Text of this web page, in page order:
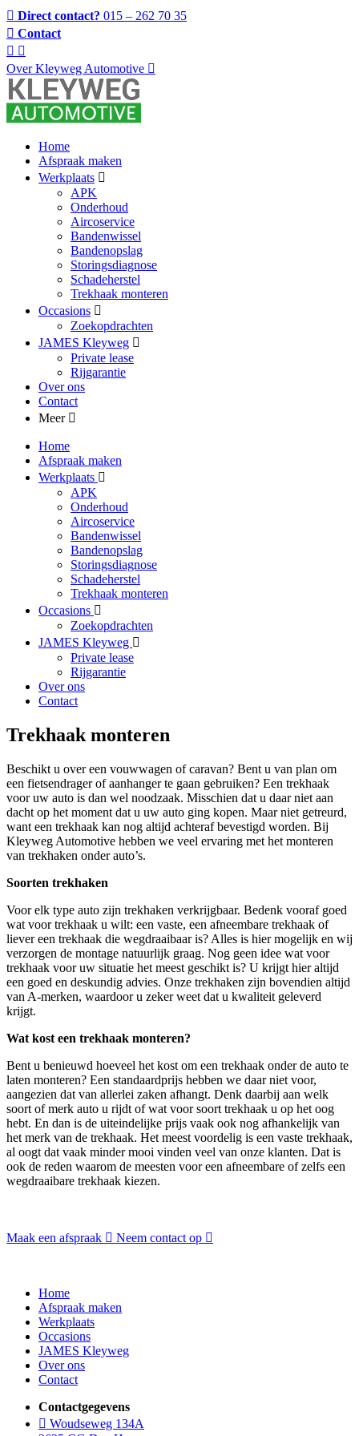
Direct contact? 015 – 262 70 35
Contact
Over Kleyweg Automotive
Home
Afspraak maken
Werkplaats
APK
Onderhoud
Aircoservice
Bandenwissel
Bandenopslag
Storingsdiagnose
Schadeherstel
Trekhaak monteren
Occasions
Zoekopdrachten
JAMES Kleyweg
Private lease
Rijgarantie
Over ons
Contact
Meer
Home
Afspraak maken
Werkplaats
APK
Onderhoud
Aircoservice
Bandenwissel
Bandenopslag
Storingsdiagnose
Schadeherstel
Trekhaak monteren
Occasions
Zoekopdrachten
JAMES Kleyweg
Private lease
Rijgarantie
Over ons
Contact
Trekhaak monteren
Beschikt u over een vouwwagen of caravan? Bent u van plan om
een fietsendrager of aanhanger te gaan gebruiken? Een trekhaak
voor uw auto is dan wel noodzaak. Misschien dat u daar niet aan
dacht op het moment dat u uw auto ging kopen. Maar niet getreurd,
want een trekhaak kan nog altijd achteraf bevestigd worden. Bij
Kleyweg Automotive hebben we veel ervaring met het monteren
van trekhaken onder auto’s.
Soorten trekhaken
Voor elk type auto zijn trekhaken verkrijgbaar. Bedenk vooraf goed
wat voor trekhaak u wilt: een vaste, een afneembare trekhaak of
liever een trekhaak die wegdraaibaar is? Alles is hier mogelijk en wij
verzorgen de montage natuurlijk graag. Nog geen idee wat voor
trekhaak voor uw situatie het meest geschikt is? U krijgt hier altijd
een goed en deskundig advies. Onze trekhaken zijn bovendien altijd
van A-merken, waardoor u zeker weet dat u kwaliteit geleverd
krijgt.
Wat kost een trekhaak monteren?
Bent u benieuwd hoeveel het kost om een trekhaak onder de auto te
laten monteren? Een standaardprijs hebben we daar niet voor,
aangezien dat van allerlei zaken afhangt. Denk daarbij aan welk
soort of merk auto u rijdt of wat voor soort trekhaak u op het oog
hebt. En dan is de uiteindelijke prijs vaak ook nog afhankelijk van
het merk van de trekhaak. Het meest voordelig is een vaste trekhaak,
al oogt dat vaak minder mooi vinden veel van onze klanten. Dat is
ook de reden waarom de meesten voor een afneembare of zelfs een
wegdraaibare trekhaak kiezen.
Maak een afspraak Neem contact op
Home
Afspraak maken
Werkplaats
Occasions
JAMES Kleyweg
Over ons
Contact
Contactgegevens
Woudseweg 134A